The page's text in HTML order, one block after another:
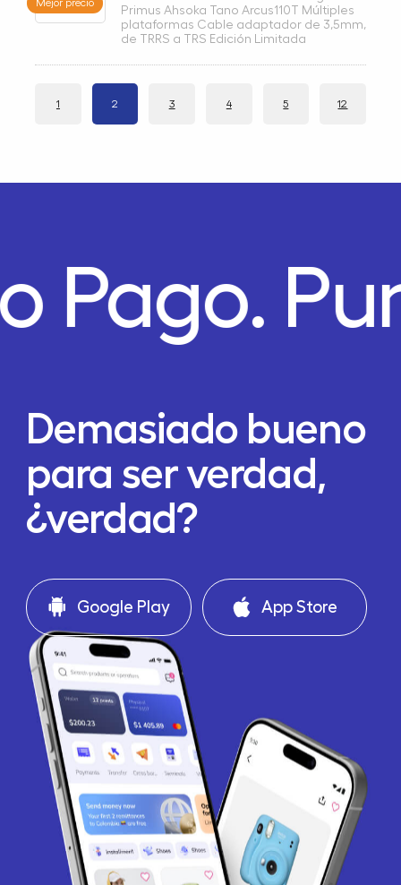
Mejor precio
Primus Ahsoka Tano Arcus110T Múltiples
plataformas Cable adaptador de 3,5mm,
de TRRS a TRS Edición Limitada
1 2 3 4 5 12
Pago.
Demasiado bueno
para ser verdad,
¿verdad?
Google Play App Store